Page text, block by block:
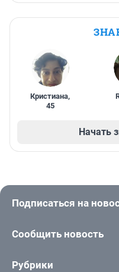
Кристиана,
45
Начать
Подписаться на
Сообщить новость
Рубрики